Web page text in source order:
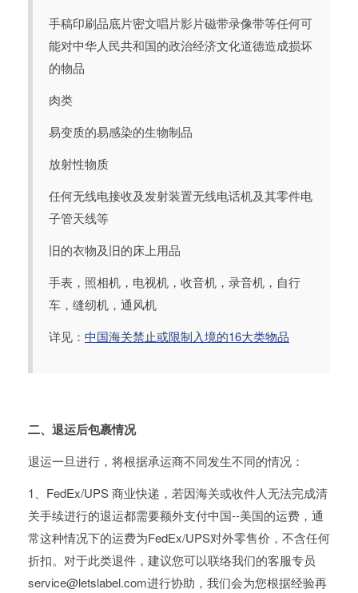
手稿印刷品底片密文唱片影片磁带录像带等任何可
能对中华人民共和国的政治经济文化道德造成损坏
的物品
肉类
易变质的易感染的生物制品
放射性物质
任何无线电接收及发射装置无线电话机及其零件电
子管天线等
旧的衣物及旧的床上用品
手表，照相机，电视机，收音机，录音机，自行
车，缝纫机，通风机
详见： 中国海关禁止或限制入境的16大类物品
二、退运后包裹情况
退运一旦进行，将根据承运商不同发生不同的情况：
1、FedEx/UPS 商业快递，若因海关或收件人无法完成清
关手续进行的退运都需要额外支付中国--美国的运费，通
常这种情况下的运费为FedEx/UPS对外零售价，不含任何
折扣。对于此类退件，建议您可以联络我们的客服专员
service@letslabel.com进行协助，我们会为您根据经验再